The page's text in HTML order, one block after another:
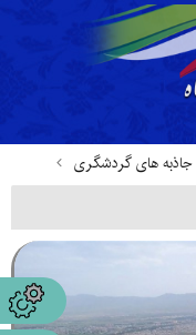
جاذبه های گردشگری